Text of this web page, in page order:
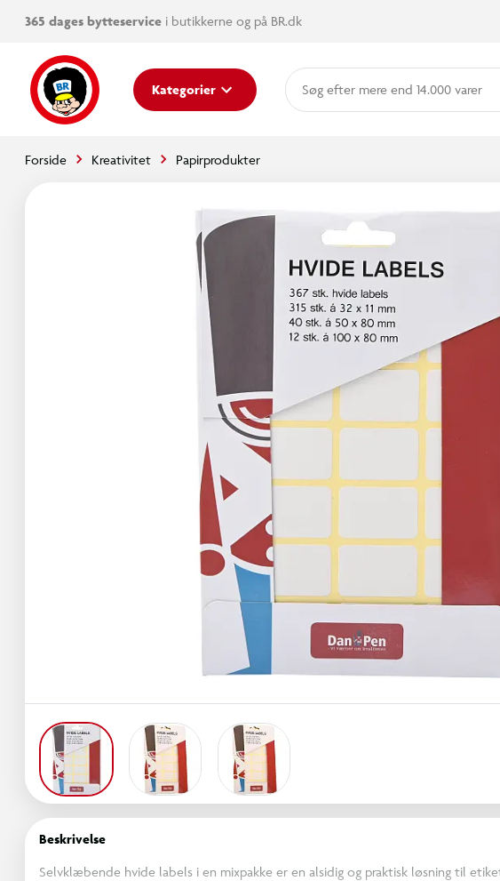
365 dages bytteservice i butikkerne og på BR.dk
Kategorier
mere end 14.000 varer
Forside Kreativitet Papirprodukter
Beskrivelse
Selvklæbende hvide labels i en mixpakke er en alsidig og praktisk løsning til